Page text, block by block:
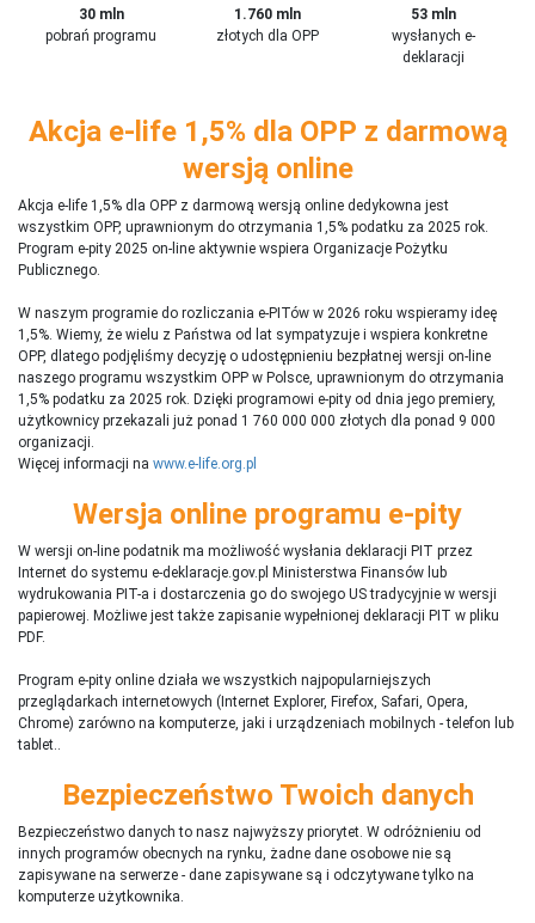
30 mln
pobrań programu
1.760 mln
złotych dla OPP
53 mln
wysłanych e-
deklaracji
Akcja e-life 1,5% dla OPP z darmową
wersją online
Akcja e-life 1,5% dla OPP z darmową wersją online dedykowna jest
wszystkim OPP, uprawnionym do otrzymania 1,5% podatku za 2025 rok.
Program e-pity 2025 on-line aktywnie wspiera Organizacje Pożytku
Publicznego.
W naszym programie do rozliczania e-PITów w 2026 roku wspieramy ideę
1,5%. Wiemy, że wielu z Państwa od lat sympatyzuje i wspiera konkretne
OPP, dlatego podjęliśmy decyzję o udostępnieniu bezpłatnej wersji on-line
naszego programu wszystkim OPP w Polsce, uprawnionym do otrzymania
1,5% podatku za 2025 rok. Dzięki programowi e-pity od dnia jego premiery,
użytkownicy przekazali już ponad 1 760 000 000 złotych dla ponad 9 000
organizacji.
Więcej informacji na www.e-life.org.pl
Wersja online programu e-pity
W wersji on-line podatnik ma możliwość wysłania deklaracji PIT przez
Internet do systemu e-deklaracje.gov.pl Ministerstwa Finansów lub
wydrukowania PIT-a i dostarczenia go do swojego US tradycyjnie w wersji
papierowej. Możliwe jest także zapisanie wypełnionej deklaracji PIT w pliku
PDF.
Program e-pity online działa we wszystkich najpopularniejszych
przeglądarkach internetowych (Internet Explorer, Firefox, Safari, Opera,
Chrome) zarówno na komputerze, jaki i urządzeniach mobilnych - telefon lub
tablet..
Bezpieczeństwo Twoich danych
Bezpieczeństwo danych to nasz najwyższy priorytet. W odróżnieniu od
innych programów obecnych na rynku, żadne dane osobowe nie są
zapisywane na serwerze - dane zapisywane są i odczytywane tylko na
komputerze użytkownika.